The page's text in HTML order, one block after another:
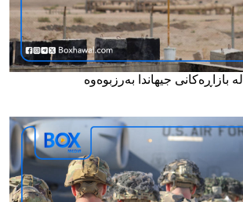
بازاڕەکانی جیهاندا بەرزبوەوە